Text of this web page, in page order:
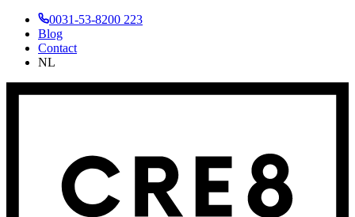
0031-53-8200 223
Blog
Contact
NL